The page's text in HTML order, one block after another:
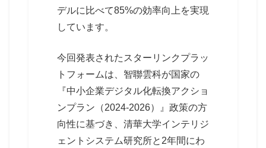
デルに比べて85%の効率向上を実現
しています。
今回発表されたスターリンクプラッ
トフォームは、智聯雲科が国家の
『中小企業デジタル化転換アクショ
ンプラン（2024-2026）』政策の方
向性に基づき、清華大学インテリジ
ェントシステム研究所と2年間にわ